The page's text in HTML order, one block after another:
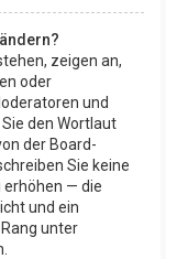
zeigen an,
oder
und
den Wortlaut
der Board-
Sie keine
erhöhen — die
und ein
unter